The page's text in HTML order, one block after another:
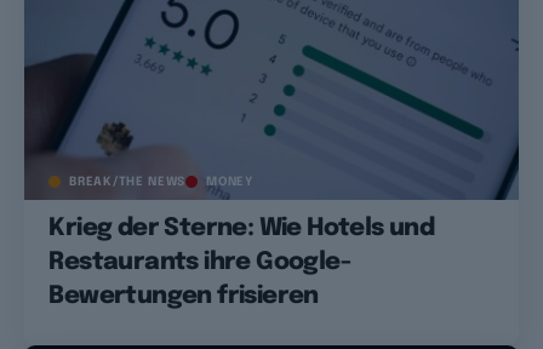
BREAK/THE NEWS MONEY
Krieg der Sterne: Wie Hotels und
Restaurants ihre Google-
Bewertungen frisieren